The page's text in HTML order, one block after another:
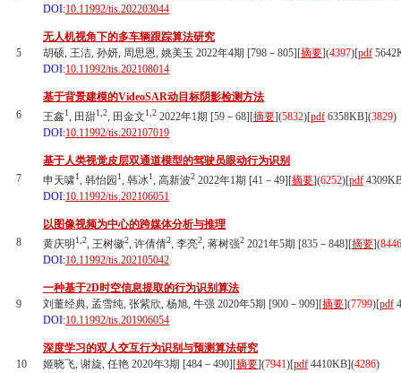
DOI:10.11992/tis.202203044
5
无人机视角下的多车辆跟踪算法研究
胡硕, 王洁, 孙妍, 周思恩, 姚美玉 2022年4期 [798－805][摘要](4397)[pdf
DOI:10.11992/tis.202108014
6
基于背景建模的VideoSAR动目标阴影检测方法
王鑫1, 田甜1,2, 田金文1,2 2022年1期 [59－68][摘要](5832)[pdf 6358KB](3829)
DOI:10.11992/tis.202107019
7
基于人类视觉皮层双通道模型的驾驶员眼动行为识别
申天啸1, 韩怡园 1, 韩冰1, 高新波2 2022年1期 [41－49][摘要](6252)[pdf
DOI:10.11992/tis.202106051
8
以图像视频为中心的跨媒体分析与推理
黄庆明 1,2, 王树徽2, 许倩倩2, 李亮2, 蒋树强2 2021年5期 [835－848][摘要](8446
DOI:10.11992/tis.202105042
9
一种基于2D时空信息提取的行为识别算法
刘董经典, 孟雪纯, 张紫欣, 杨旭, 牛强 2020年5期 [900－909][摘要](7799)[pdf
DOI:10.11992/tis.201906054
10
深度学习的双人交互行为识别与预测算法研究
姬晓飞, 谢旋, 任艳 2020年3期 [484－490][摘要](7941)[pdf 4410KB](4286)